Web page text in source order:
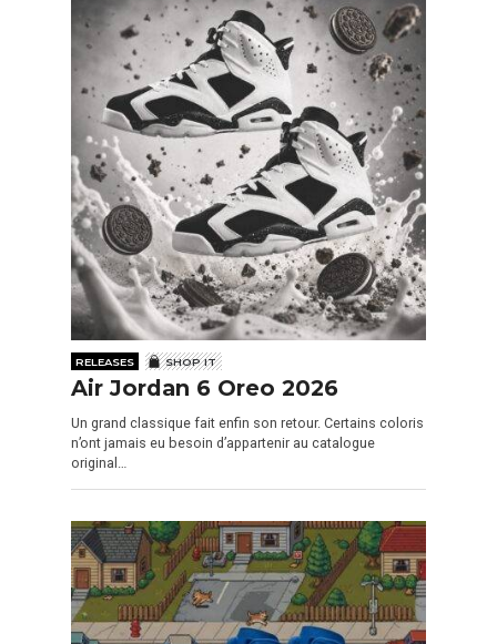
RELEASES SHOP IT
Air Jordan 6 Oreo 2026
Un grand classique fait enfin son retour. Certains coloris
n’ont jamais eu besoin d’appartenir au catalogue
original…